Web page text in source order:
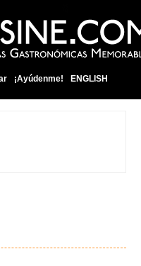
¡Ayúdenme! ENGLISH